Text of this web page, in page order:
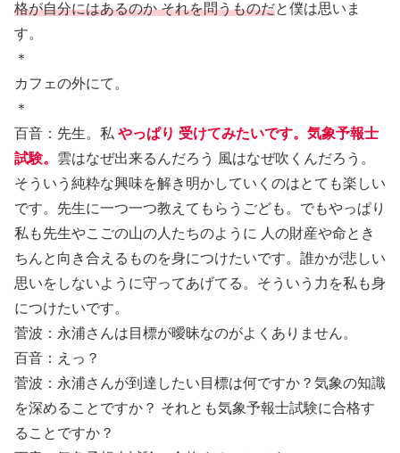
格が自分にはあるのか それを問うものだと僕は思いま
す。
＊
カフェの外にて。
＊
百音：先生。私 やっぱり 受けてみたいです。気象予報士
試験。 雲はなぜ出来るんだろう 風はなぜ吹くんだろう。
そういう純粋な興味を解き明かしていくのはとても楽しい
です。先生に一つ一つ教えてもらうごども。でもやっぱり
私も先生やこごの山の人たちのように 人の財産や命とき
ちんと向き合えるものを身につけたいです。誰かが悲しい
思いをしないように守ってあげてる。そういう力を私も身
につけたいです。
菅波：永浦さんは目標が曖昧なのがよくありません。
百音：えっ？
菅波：永浦さんが到達したい目標は何ですか？気象の知識
を深めることですか？ それとも気象予報士試験に合格す
ることですか？